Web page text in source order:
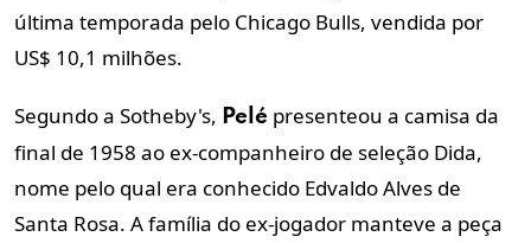
última temporada pelo Chicago Bulls, vendida por
US$ 10,1 milhões.
Segundo a Sotheby's, Pelé presenteou a camisa da
final de 1958 ao ex-companheiro de seleção Dida,
nome pelo qual era conhecido Edvaldo Alves de
Santa Rosa. A família do ex-jogador manteve a peça